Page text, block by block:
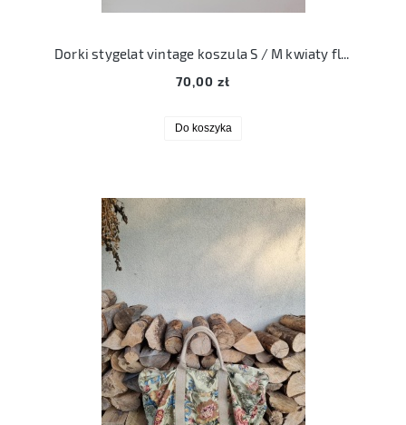
Dorki stygelat vintage koszula S / M kwiaty floral print
70,00 zł
Do koszyka